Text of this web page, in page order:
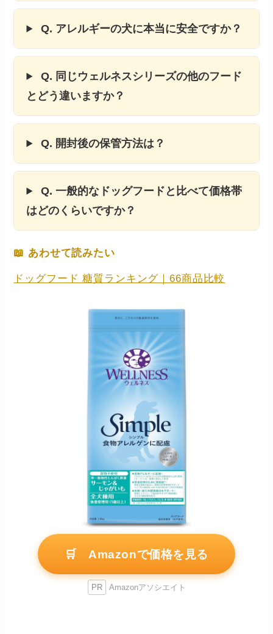
Q. アレルギーの犬に本当に安全ですか？
Q. 同じウェルネスシリーズの他のフード
とどう違いますか？
Q. 開封後の保管方法は？
Q. 一般的なドッグフードと比べて価格帯
はどのくらいですか？
📖 あわせて読みたい
ドッグフード 糖質ランキング｜66商品比較
🛒 Amazonで価格を見る
PR Amazonアソシエイト